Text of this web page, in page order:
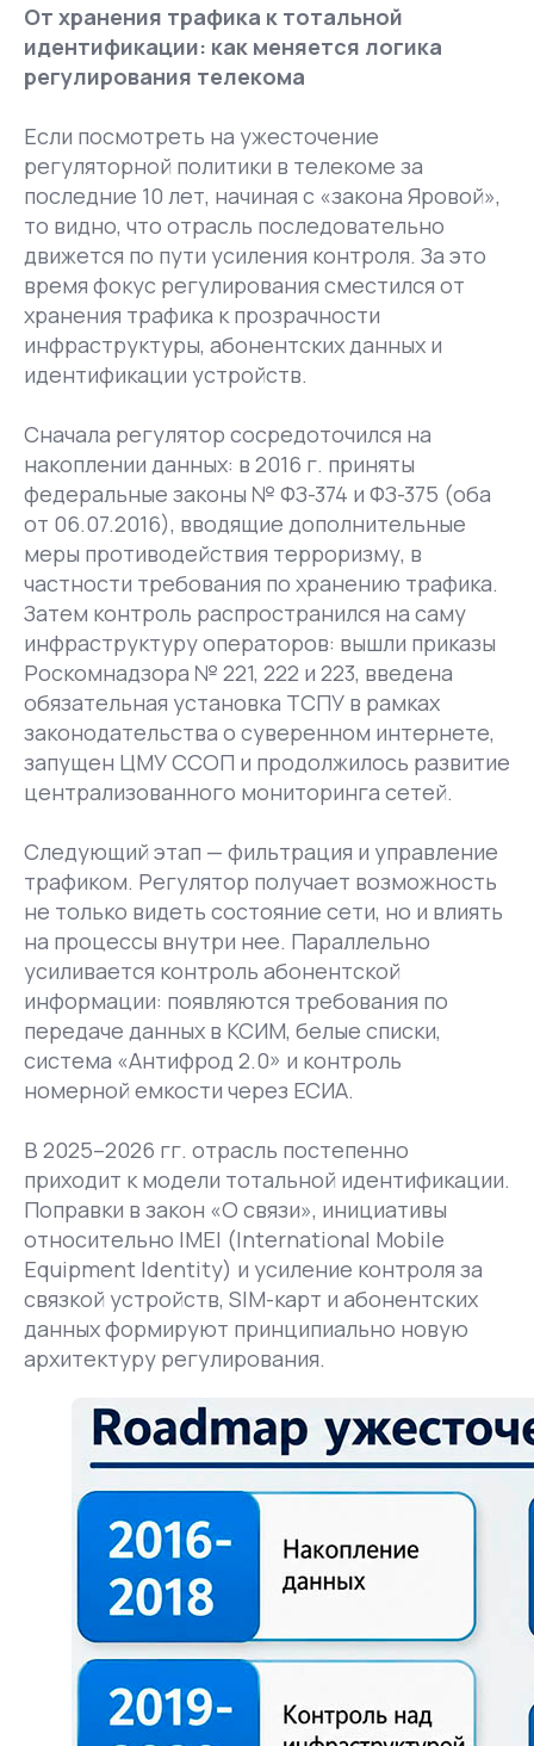
От хранения трафика к тотальной
идентификации: как меняется логика
регулирования телекома
Если посмотреть на ужесточение
регуляторной политики в телекоме за
последние 10 лет, начиная с «закона Яровой»,
то видно, что отрасль последовательно
движется по пути усиления контроля. За это
время фокус регулирования сместился от
хранения трафика к прозрачности
инфраструктуры, абонентских данных и
идентификации устройств.
Сначала регулятор сосредоточился на
накоплении данных: в 2016 г. приняты
федеральные законы № ФЗ-374 и ФЗ-375 (оба
от 06.07.2016), вводящие дополнительные
меры противодействия терроризму, в
частности требования по хранению трафика.
Затем контроль распространился на саму
инфраструктуру операторов: вышли приказы
Роскомнадзора № 221, 222 и 223, введена
обязательная установка ТСПУ в рамках
законодательства о суверенном интернете,
запущен ЦМУ ССОП и продолжилось развитие
централизованного мониторинга сетей.
Следующий этап — фильтрация и управление
трафиком. Регулятор получает возможность
не только видеть состояние сети, но и влиять
на процессы внутри нее. Параллельно
усиливается контроль абонентской
информации: появляются требования по
передаче данных в КСИМ, белые списки,
система «Антифрод 2.0» и контроль
номерной емкости через ЕСИА.
В 2025–2026 гг. отрасль постепенно
приходит к модели тотальной идентификации.
Поправки в закон «О связи», инициативы
относительно IMEI (International Mobile
Equipment Identity) и усиление контроля за
связкой устройств, SIM-карт и абонентских
данных формируют принципиально новую
архитектуру регулирования.